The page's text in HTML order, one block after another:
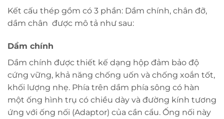
Kết cấu thép gồm có 3 phần: Dầm chính, chân đỡ,
dầm chân được mô tả như sau:
Dầm chính
Dầm chính được thiết kế dạng hộp đảm bảo độ
cứng vững, khả năng chống uốn và chống xoắn tốt,
khối lượng nhẹ. Phía trên dầm phía sông có hàn
một ống hình trụ có chiều dày và đường kính tương
ứng với ống nối (Adaptor) của cần cẩu. Ống nối này